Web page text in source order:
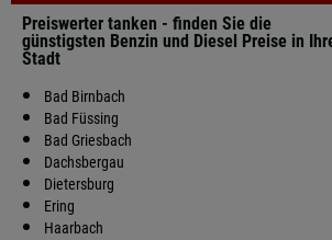
Preiswerter tanken - finden Sie die
günstigsten Benzin und Diesel Preise in
Stadt
Bad Birnbach
Bad Füssing
Bad Griesbach
Dachsbergau
Dietersburg
Ering
Haarbach